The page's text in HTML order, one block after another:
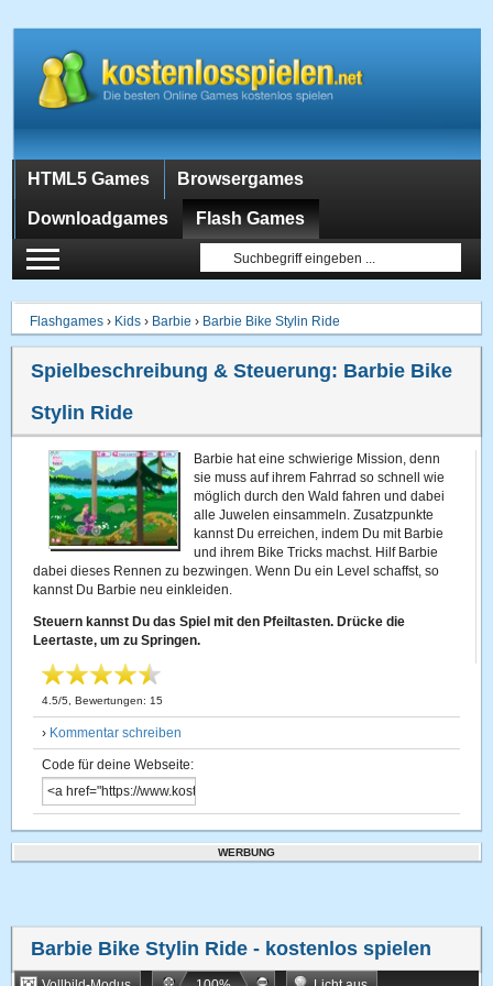
HTML5 Games Browsergames
Downloadgames Flash Games
Flashgames › Kids › Barbie › Barbie Bike Stylin Ride
Spielbeschreibung & Steuerung: Barbie Bike
Stylin Ride
Barbie hat eine schwierige Mission, denn
sie muss auf ihrem Fahrrad so schnell wie
möglich durch den Wald fahren und dabei
alle Juwelen einsammeln. Zusatzpunkte
kannst Du erreichen, indem Du mit Barbie
und ihrem Bike Tricks machst. Hilf Barbie
dabei dieses Rennen zu bezwingen. Wenn Du ein Level schaffst, so
kannst Du Barbie neu einkleiden.
Steuern kannst Du das Spiel mit den Pfeiltasten. Drücke die
Leertaste, um zu Springen.
4.5/5 , Bewertungen: 15
› Kommentar schreiben
Code für deine Webseite:
WERBUNG
Barbie Bike Stylin Ride - kostenlos spielen